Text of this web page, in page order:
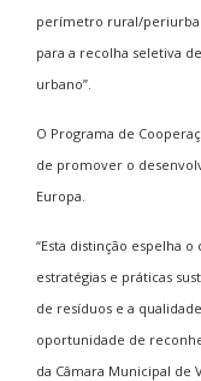
perímetro rural/
para a recolha seletiva
urbano”.
O Programa de
de promover o
Europa.
“Esta distinção espelha
estratégias e práticas
de resíduos e a
oportunidade de
da Câmara Municipal de